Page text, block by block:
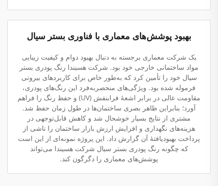
بهبود پوشش‌های معماری با فناوری بستر سیال
یک شرکت معماری برجسته به دنبال بهبود دوام و کیفیت زیبایی
مواد ساختمانی خارجی خود بود. شرکت هسیندا رنگ پودری بستر
سیال خود را تأمین کرد که به‌طور خاص برای کاربردهای بیرونی
فرموله شده بود. ویژگی‌های منحصربه‌فرد این رنگ‌های پودری،
مقاومت عالی در برابر اشعهٔ فرابنفش (UV) و حفظ رنگ را فراهم
آورد؛ بنابراین ظاهر بصری ساختمان‌ها در طول زمان حفظ شد.
مشتری از نتایج بسیار خوشحال شد و کاهش قابل‌توجهی در
هزینه‌های نگهداری و افزایش ارزش بازار ساختمان را ناشی از
پرداخت بهبودیافتهٔ آن گزارش داد. این پروژه نمونه‌ای از این است
که چگونه رنگ پودری بستر سیال شرکت هسیندا می‌تواند
پوشش‌های معماری را دگرگون کند.